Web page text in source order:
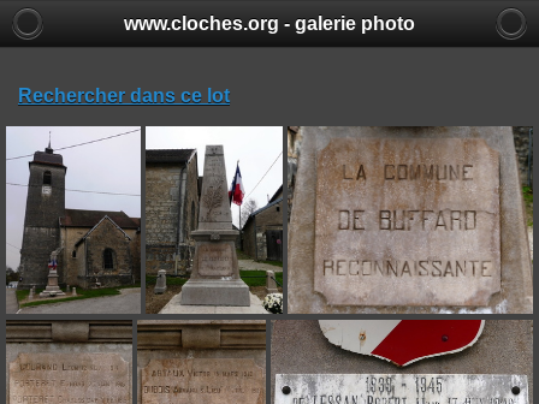
www.cloches.org - galerie photo
Rechercher dans ce lot